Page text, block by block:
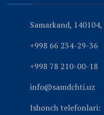
Samarkand,
+998 66 234-29-36
+998 78 210-00-18
info@samdchti.uz
Ishonch telefonlari: